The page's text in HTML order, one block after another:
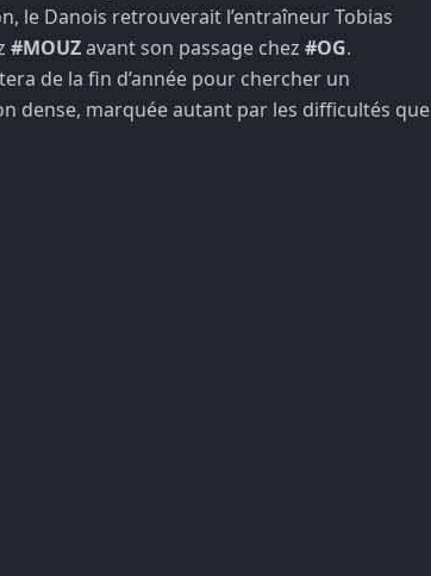
le Danois retrouverait l’entraîneur Tobias
#MOUZavant son passage chez #OG.
de la fin d’année pour chercher un
dense, marquée autant par les difficultés que